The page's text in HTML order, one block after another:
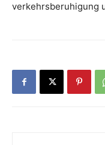
verkehrsberuhigung